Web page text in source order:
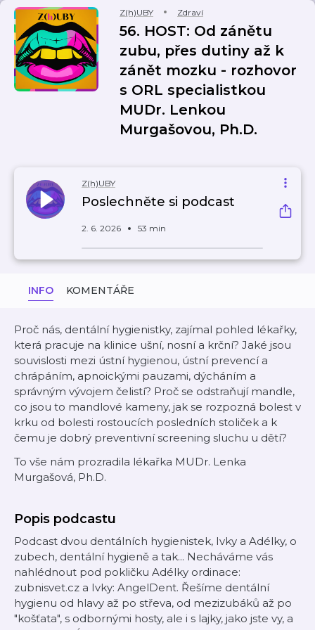
Z(h)UBY Zdraví
56. HOST: Od zánětu
zubu, přes dutiny až k
zánět mozku - rozhovor
s ORL specialistkou
MUDr. Lenkou
Murgašovou, Ph.D.
Z(h)UBY
Poslechněte si podcast
2. 6. 2026 53 min
INFO KOMENTÁŘE
Proč nás, dentální hygienistky, zajímal pohled lékařky,
která pracuje na klinice ušní, nosní a krční? Jaké jsou
souvislosti mezi ústní hygienou, ústní prevencí a
chrápáním, apnoickými pauzami, dýcháním a
správným vývojem čelistí? Proč se odstraňují mandle,
co jsou to mandlové kameny, jak se rozpozná bolest v
krku od bolesti rostoucích posledních stoliček a k
čemu je dobrý preventivní screening sluchu u dětí?
To vše nám prozradila lékařka MUDr. Lenka
Murgašová, Ph.D.
Popis podcastu
Podcast dvou dentálních hygienistek, Ivky a Adélky, o
zubech, dentální hygieně a tak... Necháváme vás
nahlédnout pod pokličku Adélky ordinace:
zubnisvet.cz a Ivky: AngelDent. Řešíme dentální
hygienu od hlavy až po střeva, od mezizubáků až po
"košťata", s odbornými hosty, ale i s lajky, jako jste vy, a